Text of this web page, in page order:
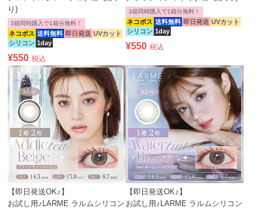
り)
ネコポス 送料無料 即日発送 UVカット
シリコン 1day
3箱同時購入で1箱分無料！
¥550 税込
ネコポス 送料無料 即日発送 UVカット
シリコン 1day
3箱同時購入で1箱分無料！
¥550 税込
【即日発送OK♪】
お試し用♪LARME ラルムシリコン
【即日発送OK♪】
お試し用♪LARME ラルムシリコン